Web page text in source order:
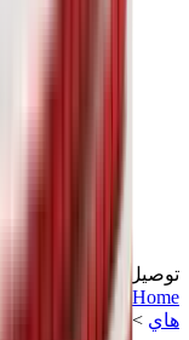
توصيل في نفس اليوم
Home
>تشكيلة مميزة
هاي > حذاء اير جوردن 1 ريترو هاي "بريد تو"